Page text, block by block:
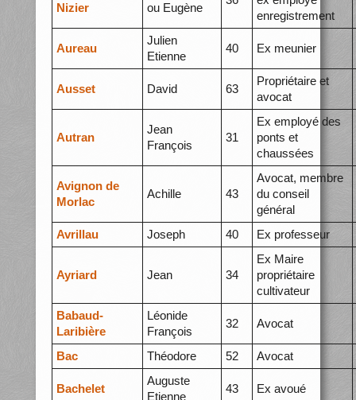
Nizier
ou Eugène
enregistrement
Aureau
Julien
Etienne
40 Ex meunier
Ausset David 63
Propriétaire et
avocat
Autran
Jean
François
31
Ex employé des
ponts et
chaussées
Avignon de
Morlac
Achille 43
Avocat, membre
du conseil
général
Avrillau
Joseph 40 Ex professeur
Ayriard Jean 34
Ex Maire
propriétaire
cultivateur
Babaud-
Laribière
Léonide
François
32 Avocat
Bac Théodore 52 Avocat
Bachelet
Auguste
Etienne
43 Ex avoué